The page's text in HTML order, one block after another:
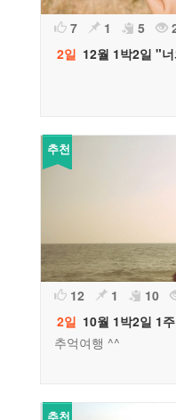
7 1 5
2일 12월 1박2일 "너와 결
추천
12 1 10
2일 10월 1박2일 1주
추억여행 ^^
추천